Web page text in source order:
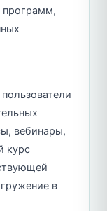
программ,
вебинары,
курс
в